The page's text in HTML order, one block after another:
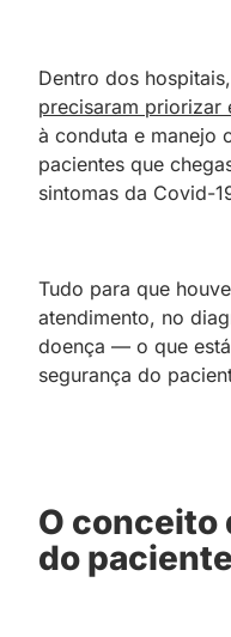
Dentro dos
precisaram priorizar
à conduta e manejo
pacientes que
sintomas da Covid-
Tudo para que
atendimento, no
doença — o que
segurança do
O conceito
do paciente